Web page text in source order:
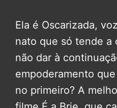
Ela é Oscarizada,
nato que só tende a
não dar à
empoderamento
no primeiro? A